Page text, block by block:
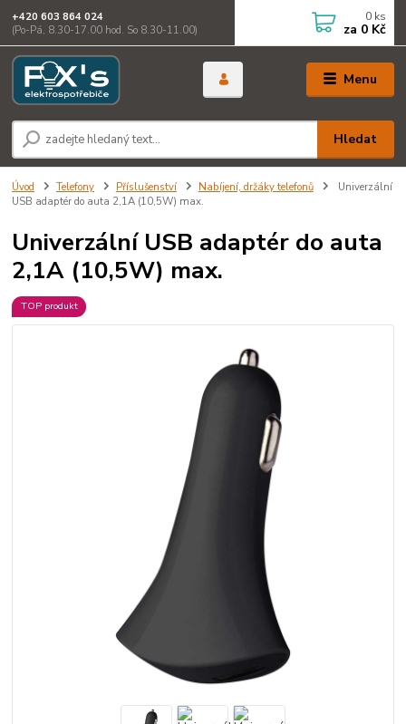
Menu
Hledat
+420 603 864 024
(Po-Pá, 8.30-17.00 hod. So 8.30-11.00)
0 ks
za 0 Kč
Úvod Telefony Příslušenství Nabíjení, držáky telefonů
Univerzální
USB adaptér do auta 2,1A (10,5W) max.
Univerzální USB adaptér do auta
2,1A (10,5W) max.
TOP produkt